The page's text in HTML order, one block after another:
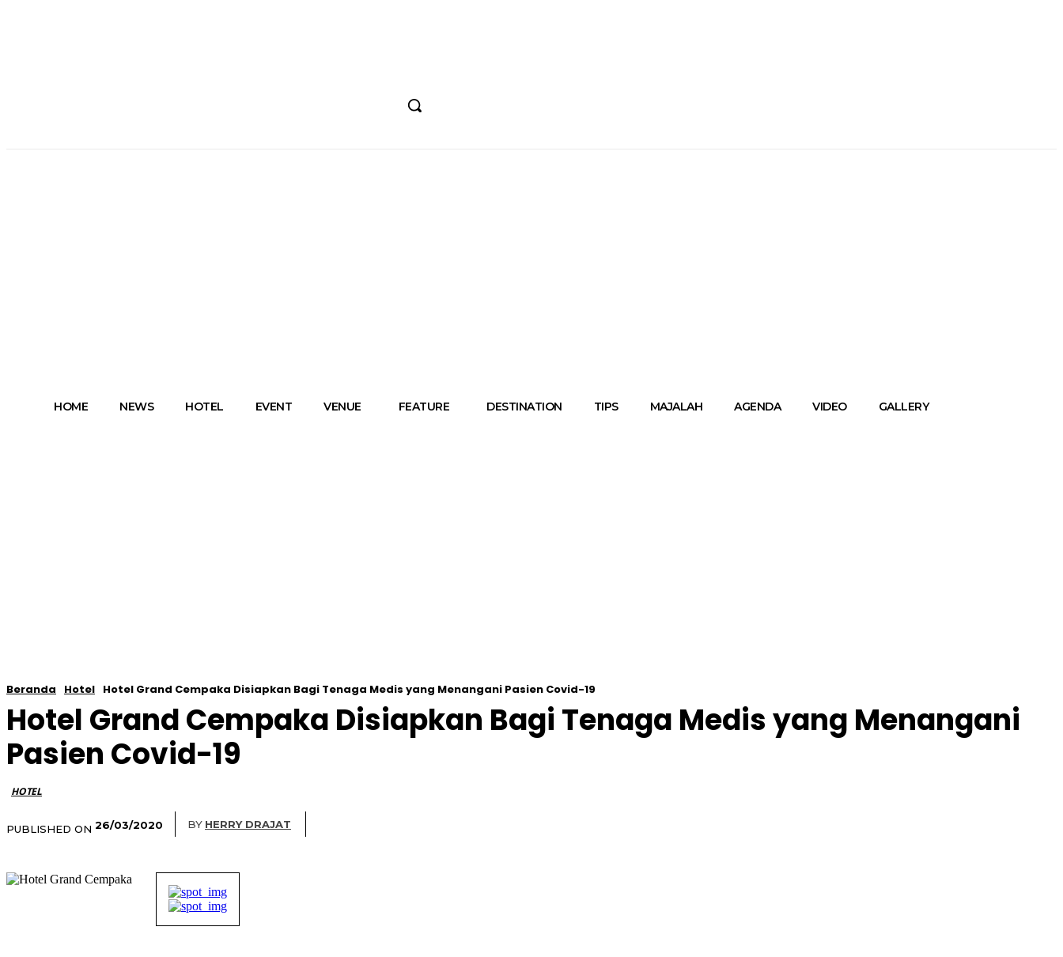
HOME NEWS HOTEL EVENT VENUE FEATURE DESTINATION TIPS MAJALAH AGENDA VIDEO GALLERY
Beranda Hotel Hotel Grand Cempaka Disiapkan Bagi Tenaga Medis yang Menangani Pasien Covid-19
Hotel Grand Cempaka Disiapkan Bagi Tenaga Medis yang Menangani
Pasien Covid-19
HOTEL
PUBLISHED ON 26/03/2020 BY HERRY DRAJAT